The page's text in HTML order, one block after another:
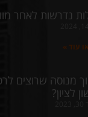
נדרשות לאחר
עוד »
מנוסה שרוצים
לציון?